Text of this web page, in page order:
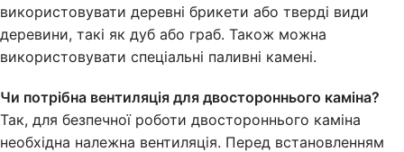
використовувати деревні брикети або тверді види
деревини, такі як дуб або граб. Також можна
використовувати спеціальні паливні камені.
Чи потрібна вентиляція для двостороннього каміна?
Так, для безпечної роботи двостороннього каміна
необхідна належна вентиляція. Перед встановленням